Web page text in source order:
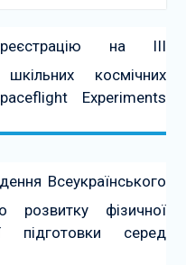
на III
космічних
Experiments
Всеукраїнського
розвитку фізичної
підготовки серед